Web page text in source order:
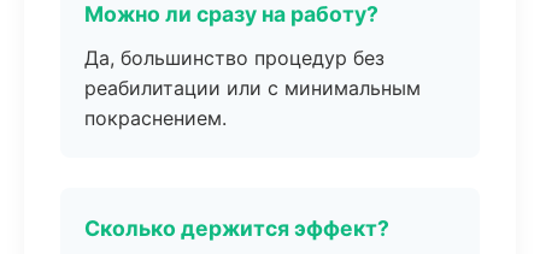
Можно ли сразу на работу?
Да, большинство процедур без
реабилитации или с минимальным
покраснением.
Сколько держится эффект?